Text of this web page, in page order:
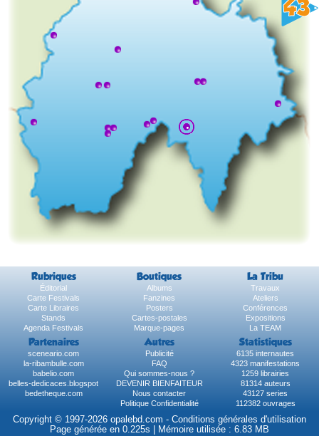
Rubriques Boutiques La Tribu
Éditorial Albums
Travaux
Carte Festivals
Fanzines
Ateliers
Carte Libraires
Posters
Conférences
Stands
Cartes-postales
Expositions
Agenda Festivals
Marque-pages La TEAM
Partenaires Autres Statistiques
sceneario.com Publicité
6135 internautes
la-ribambulle.com
FAQ
4323 manifestations
babelio.com
Qui sommes-nous ?
1259 librairies
belles-dedicaces.blogspot
DEVENIR BIENFAITEUR
81314 auteurs
bedetheque.com
Nous contacter
43127 series
Politique Confidentialité
112382 ouvrages
Copyright © 1997-2026 opalebd.com - Conditions générales d'utilisation
Page générée en 0.225s | Mémoire utilisée : 6.83 MB